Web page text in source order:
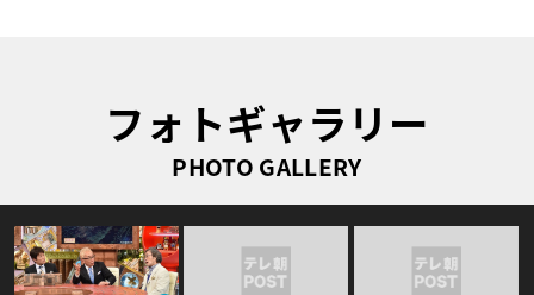
フォトギャラリー
PHOTO GALLERY